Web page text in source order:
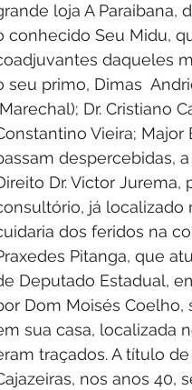
loja A Paraibana,
conhecido Seu Midu,
daqueles
seu primo, Dimas
Dr. Cristiano
Vieira; Major
despercebidas,
Dr. Victor
já localizado
dos feridos na
Pitanga, que
Deputado Estadual,
Dom Moisés
sua casa, localizada
traçados. A título
nos anos